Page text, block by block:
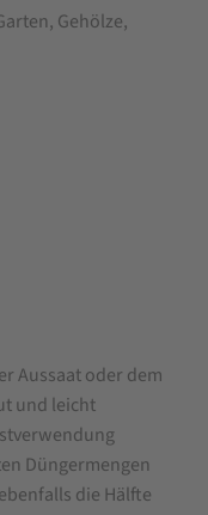
Gehölze,
Aussaat oder dem
und leicht
Düngermengen
die Hälfte